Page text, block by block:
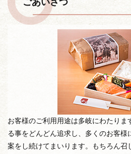
ごあいさつ
お客様のご利用用途は多岐にわたりま
る事をどんどん追求し、多くのお客様
案をし続けてまいります。もちろん召